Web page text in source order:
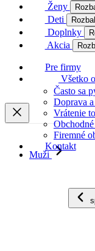
Ženy
Deti
Doplnky
Akcia
Pre firmy
Všetko
Často sa
Doprava
Vrátenie
Firemné
Kontakt
Muži